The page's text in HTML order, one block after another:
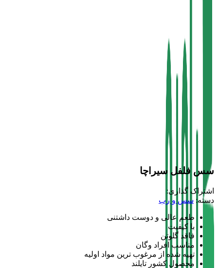
سس فلفل سیراچا
اشتراک گذاری:
دسته: سس و رب
طعم عالی و دوست داشتنی
با کیفیت
فاقد گلوتن
مناسب افراد وگان
تهیه شده از مرغوب ترین مواد اولیه
محصول کشور تایلند